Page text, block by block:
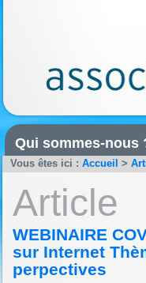
Qui sommes-nous
Vous êtes ici : Accueil >
Article
WEBINAIRE
sur Internet
perpectives